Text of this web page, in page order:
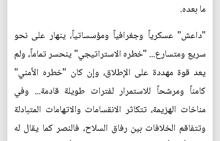
ما بعده.
"داعش" عسكرياً وجغرافياً ومؤسساتياً، ينهار على نحو
سريع ومتسارع... "خطره الاستراتيجي" ينحسر تماماً، ولم
يعد قوة مهددة على الإطلاق، وإن كان "خطره الأمني"
كامناً ومرشحاً للاستمرار لفترات طويلة قادمة... وفي
مناخات الهزيمة، تتكاثر الانقسامات والاتهامات المتبادلة
وتتفاقم الخلافات بين رفاق السلاح، فالنصر كما يقال له